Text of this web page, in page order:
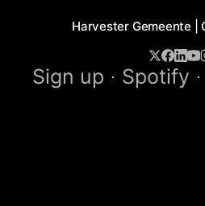
Harvester Gemeente |
Sign up Spotify